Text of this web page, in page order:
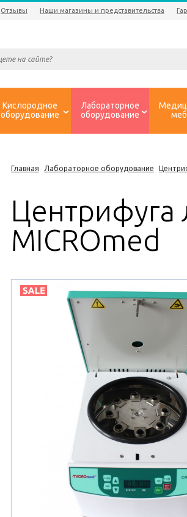
Отзывы Наши магазины и представительства
Кислородное
оборудование
Лабораторное
оборудование
Главная Лабораторное оборудование
MICROmed